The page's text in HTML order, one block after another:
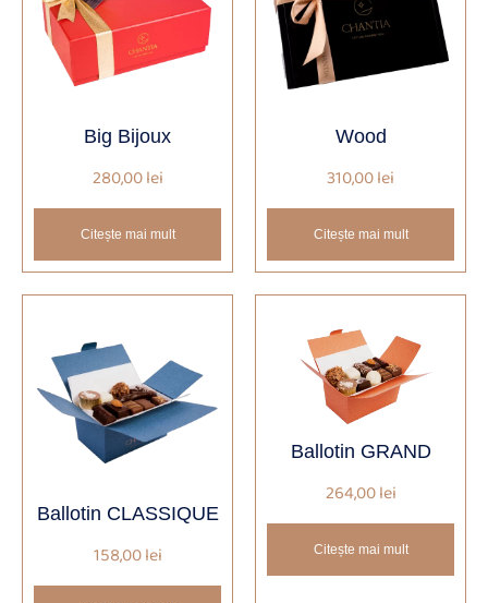
Big Bijoux
280,00lei
Citește mai mult
Wood
310,00lei
Citește mai mult
Ballotin CLASSIQUE
158,00lei
Ballotin GRAND
264,00lei
Citește mai mult